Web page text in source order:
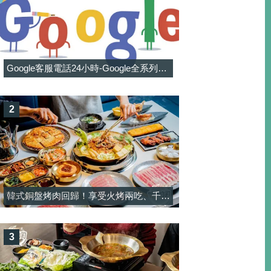
Google客服電話24小時-Google全系列客服電話信箱一覽表
韓式銅盤烤肉回歸！享受火烤兩吃、千元有找和牛與韓料吃到飽-韓屋村精緻銅盤烤肉
2
3